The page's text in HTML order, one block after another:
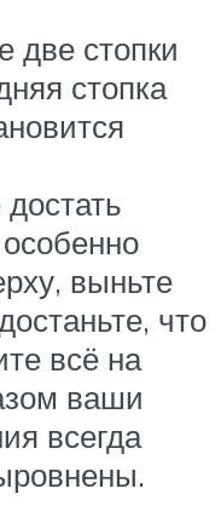
две стопки
стопка
выньте
что
всё на
ваши
всегда